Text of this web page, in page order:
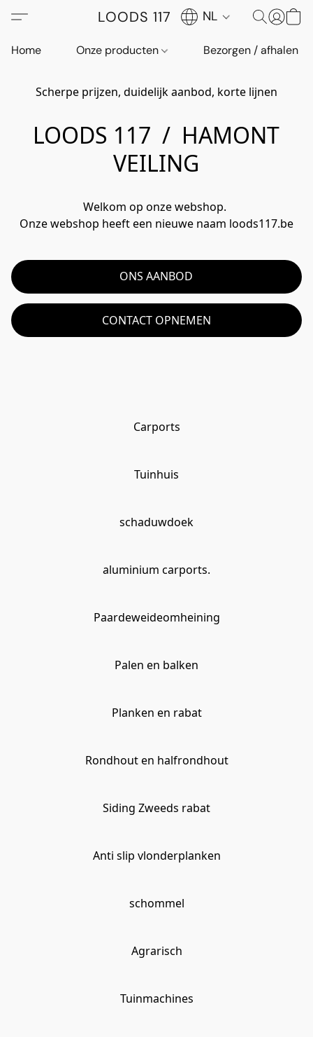
LOODS 117 NL
Home Onze producten Bezorgen / afhalen
Scherpe prijzen, duidelijk aanbod, korte lijnen
LOODS 117 / HAMONT
VEILING
Welkom op onze webshop.
Onze webshop heeft een nieuwe naam loods117.be
ONS AANBOD
CONTACT OPNEMEN
Carports
Tuinhuis
schaduwdoek
aluminium carports.
Paardeweideomheining
Palen en balken
Planken en rabat
Rondhout en halfrondhout
Siding Zweeds rabat
Anti slip vlonderplanken
schommel
Agrarisch
Tuinmachines